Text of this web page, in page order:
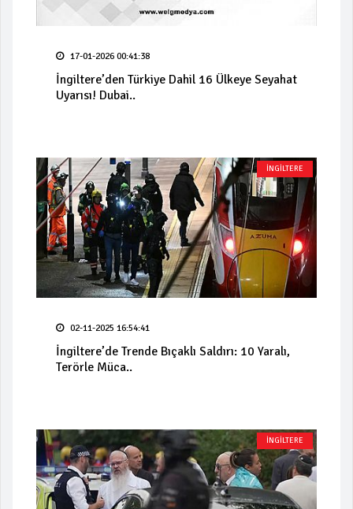
17-01-2026 00:41:38
İngiltere’den Türkiye Dahil 16 Ülkeye Seyahat
Uyarısı! Dubai..
İNGİLTERE
02-11-2025 16:54:41
İngiltere’de Trende Bıçaklı Saldırı: 10 Yaralı,
Terörle Müca..
İNGİLTERE